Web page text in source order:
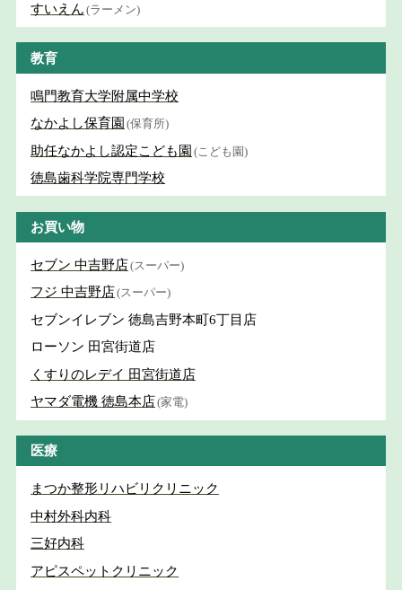
すいえん (ラーメン)
教育
鳴門教育大学附属中学校
なかよし保育園 (保育所)
助任なかよし認定こども園 (こども園)
徳島歯科学院専門学校
お買い物
セブン 中吉野店(スーパー)
フジ 中吉野店(スーパー)
セブンイレブン 徳島吉野本町6丁目店
ローソン 田宮街道店
くすりのレデイ 田宮街道店
ヤマダ電機 徳島本店(家電)
医療
まつか整形リハビリクリニック
中村外科内科
三好内科
アピスペットクリニック